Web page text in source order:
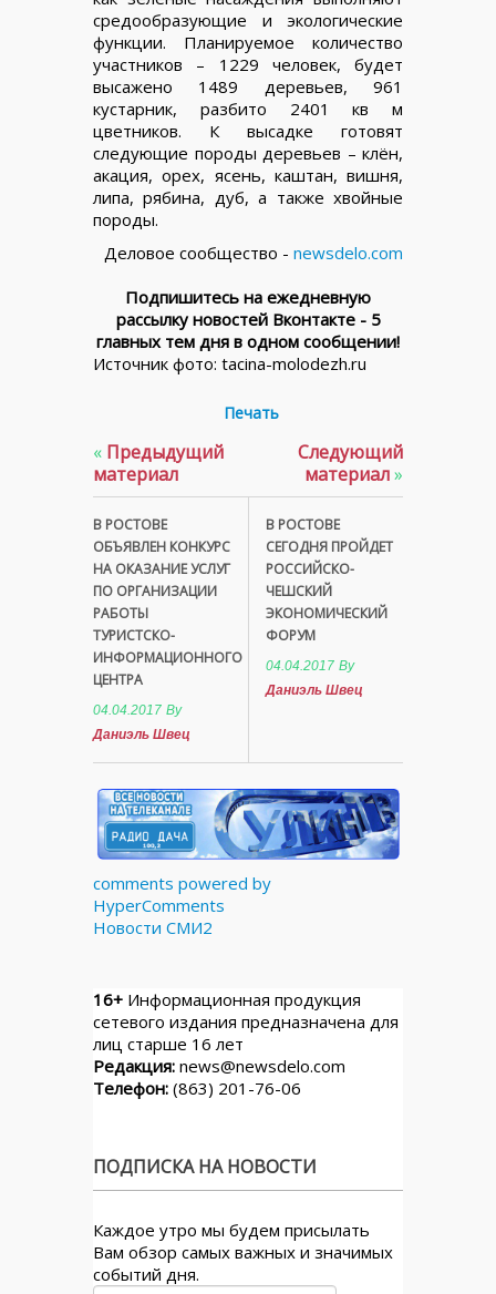
средообразующие и экологические
функции. Планируемое количество
участников – 1229 человек, будет
высажено 1489 деревьев, 961
кустарник, разбито 2401 кв м
цветников. К высадке готовят
следующие породы деревьев – клён,
акация, орех, ясень, каштан, вишня,
липа, рябина, дуб, а также хвойные
породы.
Деловое сообщество - newsdelo.com
Подпишитесь на ежедневную
рассылку новостей Вконтакте - 5
главных тем дня в одном сообщении!
Источник фото: tacina-molodezh.ru
Печать
« Предыдущий
материал
В РОСТОВЕ
ОБЪЯВЛЕН КОНКУРС
НА ОКАЗАНИЕ УСЛУГ
ПО ОРГАНИЗАЦИИ
РАБОТЫ
ТУРИСТСКО-
ИНФОРМАЦИОННОГО
ЦЕНТРА
04.04.2017 By
Даниэль Швец
Следующий
материал»
В РОСТОВЕ
СЕГОДНЯ ПРОЙДЕТ
РОССИЙСКО-
ЧЕШСКИЙ
ЭКОНОМИЧЕСКИЙ
ФОРУМ
04.04.2017 By
Даниэль Швец
comments powered by
HyperComments
Новости СМИ2
16+ Информационная продукция
сетевого издания предназначена для
лиц старше 16 лет
Редакция: news@newsdelo.com
Телефон: (863) 201-76-06
ПОДПИСКА НА НОВОСТИ
Каждое утро мы будем присылать
Вам обзор самых важных и значимых
событий дня.